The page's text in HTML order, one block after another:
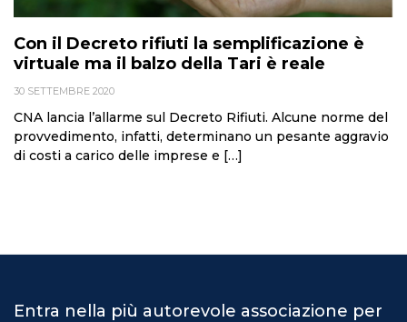
Con il Decreto rifiuti la semplificazione è
virtuale ma il balzo della Tari è reale
30 SETTEMBRE 2020
CNA lancia l’allarme sul Decreto Rifiuti. Alcune norme del
provvedimento, infatti, determinano un pesante aggravio
di costi a carico delle imprese e […]
Entra nella più autorevole associazione per